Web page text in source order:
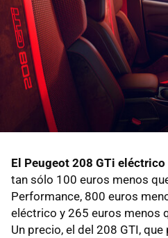
El Peugeot 208 GTi
tan sólo 100 euros menos
Performance, 800 euros
eléctrico y 265 euros menos
Un precio, el del 208 GTI,